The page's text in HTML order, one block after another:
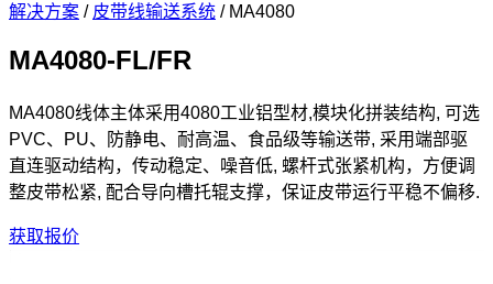
解决方案 / 皮带线输送系统 / MA4080
MA4080-FL/FR
MA4080线体主体采用4080工业铝型材,模块化拼装结构, 可选
PVC、PU、防静电、耐高温、食品级等输送带, 采用端部驱
直连驱动结构，传动稳定、噪音低, 螺杆式张紧机构，方便调
整皮带松紧, 配合导向槽托辊支撑，保证皮带运行平稳不偏移.
获取报价